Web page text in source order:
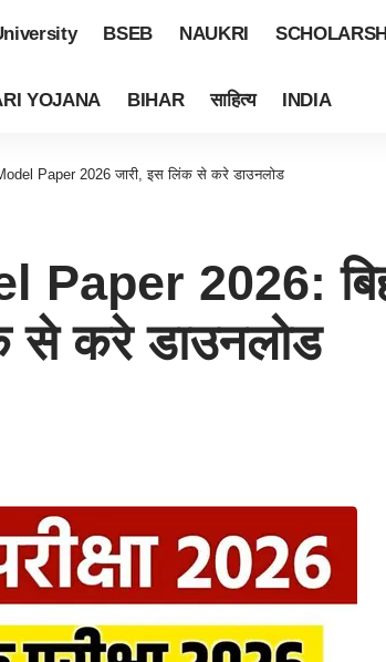
BSEB NAUKRI
YOJANA BIHAR साहित्य INDIA
Paper 2026 जारी, इस लिंक से करे डाउनलोड
2026:
से करे डाउनलोड